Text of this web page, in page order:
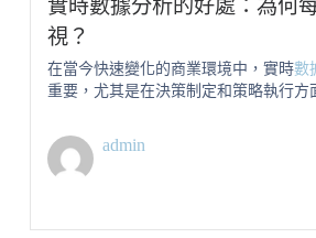
實時數據分析的好處：為何
視？
在當今快速變化的商業環境中，實時數
重要，尤其是在決策制定和策略執行方
admin